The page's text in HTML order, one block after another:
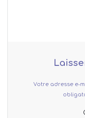
Votre adresse e-